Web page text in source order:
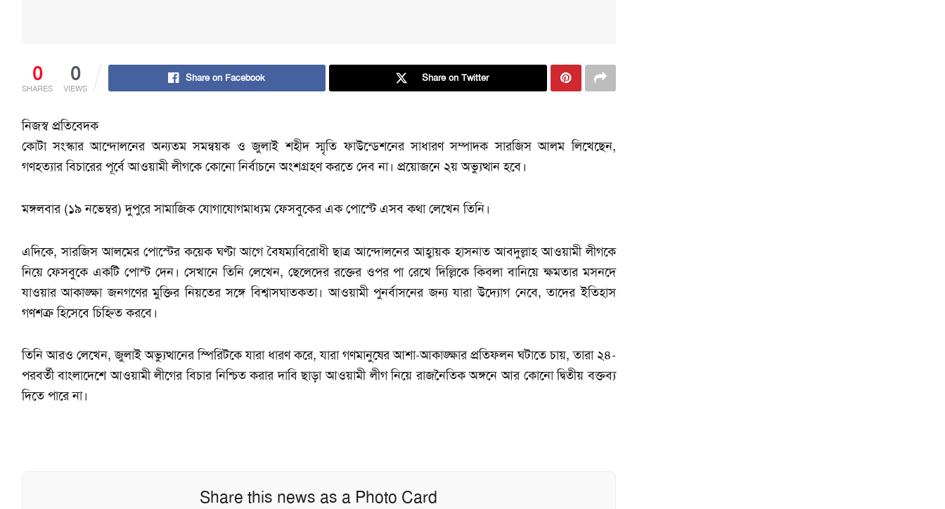
0
SHARES
0
VIEWS
Share on Facebook Share on Twitter
নিজস্ব প্রতিবেদক
কোটা সংস্কার আন্দোলনের অন্যতম সমন্বয়ক ও জুলাই শহীদ স্মৃতি ফাউন্ডেশনের সাধারণ সম্পাদক সারজিস আলম লিখেছেন,
গণহত্যার বিচারের পূর্বে আওয়ামী লীগকে কোনো নির্বাচনে অংশগ্রহণ করতে দেব না। প্রয়োজনে ২য় অভ্যুত্থান হবে।
মঙ্গলবার (১৯ নভেম্বর) দুপুরে সামাজিক যোগাযোগমাধ্যম ফেসবুকের এক পোস্টে এসব কথা লেখেন তিনি।
এদিকে, সারজিস আলমের পোস্টের কয়েক ঘণ্টা আগে বৈষম্যবিরোধী ছাত্র আন্দোলনের আহ্বায়ক হাসনাত আবদুল্লাহ আওয়ামী লীগকে
নিয়ে ফেসবুকে একটি পোস্ট দেন। সেখানে তিনি লেখেন, ছেলেদের রক্তের ওপর পা রেখে দিল্লিকে কিবলা বানিয়ে ক্ষমতার মসনদে
যাওয়ার আকাঙ্ক্ষা জনগণের মুক্তির নিয়তের সঙ্গে বিশ্বাসঘাতকতা। আওয়ামী পুনর্বাসনের জন্য যারা উদ্যোগ নেবে, তাদের ইতিহাস
গণশত্রু হিসেবে চিহ্নিত করবে।
তিনি আরও লেখেন, জুলাই অভ্যুত্থানের স্পিরিটকে যারা ধারণ করে, যারা গণমানুষের আশা-আকাঙ্ক্ষার প্রতিফলন ঘটাতে চায়, তারা ২৪-
পরবর্তী বাংলাদেশে আওয়ামী লীগের বিচার নিশ্চিত করার দাবি ছাড়া আওয়ামী লীগ নিয়ে রাজনৈতিক অঙ্গনে আর কোনো দ্বিতীয় বক্তব্য
দিতে পারে না।
Share this news as a Photo Card